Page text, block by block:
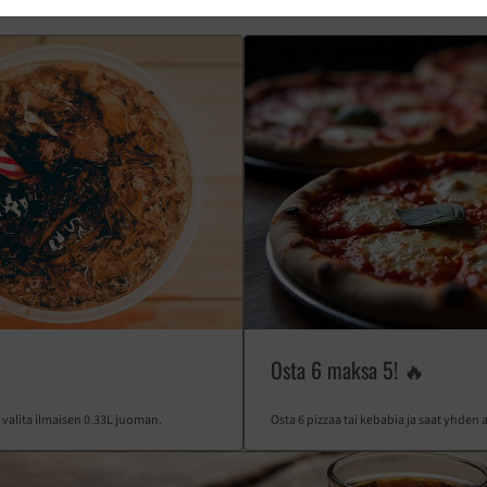
ilmaisen 0.33L juoman.
Osta 6 maksa 5! 🔥
Osta 6 pizzaa tai kebabia ja saat